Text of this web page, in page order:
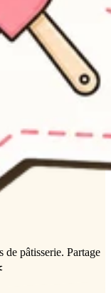
de pâtisserie. Partage